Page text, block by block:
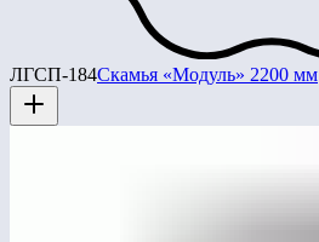
ЛГСП-184Скамья «Модуль» 2200 мм